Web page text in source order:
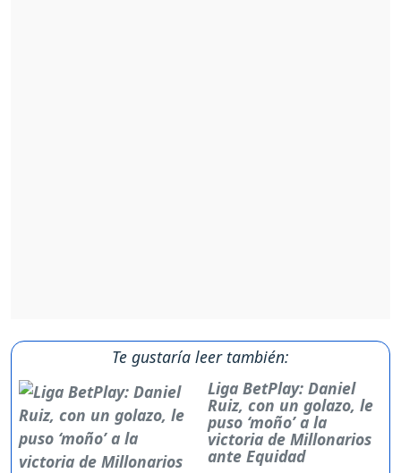
Te gustaría leer también:
Liga BetPlay: Daniel
Ruiz, con un golazo, le
puso ‘moño’ a la
victoria de Millonarios
ante Equidad